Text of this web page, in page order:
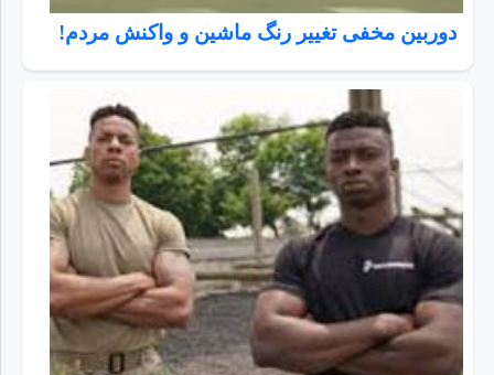
دوربین مخفی تغییر رنگ ماشین و واکنش مردم!